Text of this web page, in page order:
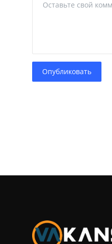
Опубликовать